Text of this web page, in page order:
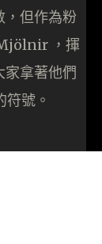
，但作為粉
，揮
拿著他們
號。